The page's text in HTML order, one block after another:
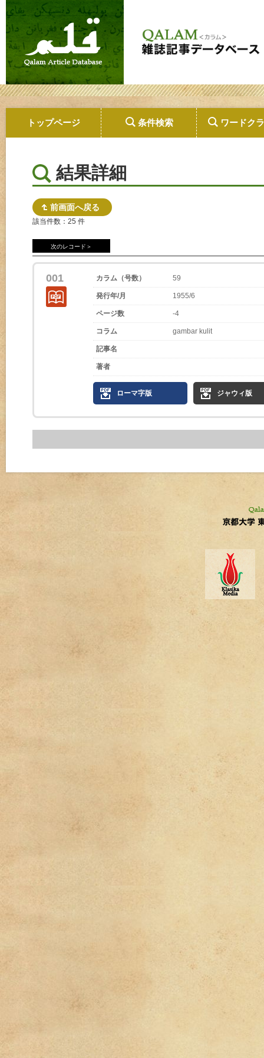
トップページ 条件検索 ワードク
結果詳細
前画面へ戻る
該当件数：25 件
次のレコード＞
001 カラム（号数） 59
発行年/月 1955/6
ページ数 -4
コラム gambar kulit
記事名
著者
ローマ字版 ジャウィ版